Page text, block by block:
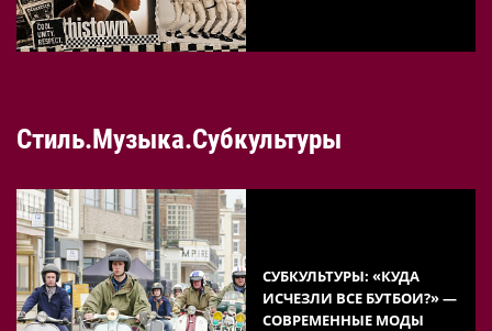
Стиль.Музыка.Субкультуры
СУБКУЛЬТУРЫ: «КУДА
ИСЧЕЗЛИ ВСЕ БУТБОИ?» —
СОВРЕМЕННЫЕ МОДЫ